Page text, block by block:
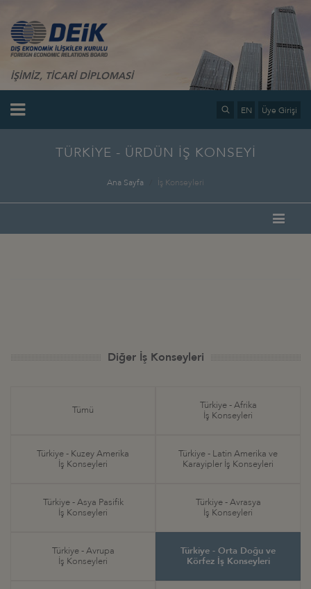
İŞİMİZ, TİCARİ DİPLOMASİ
EN Üye Girişi
TÜRKİYE - ÜRDÜN İŞ KONSEYİ
Ana Sayfa İş Konseyleri
Diğer İş Konseyleri
Tümü
Türkiye - Afrika
İş Konseyleri
Türkiye - Kuzey Amerika
İş Konseyleri
Türkiye - Latin Amerika ve
Karayipler İş Konseyleri
Türkiye - Asya Pasifik
İş Konseyleri
Türkiye - Avrasya
İş Konseyleri
Türkiye - Avrupa
İş Konseyleri
Türkiye - Orta Doğu ve
Körfez İş Konseyleri